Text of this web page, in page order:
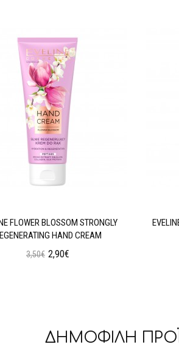
FLOWER BLOSSOM STRONGLY
HAND CREAM
3,50€ 2,90€
ΔΗΜΟΦΙΛΗ